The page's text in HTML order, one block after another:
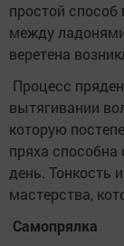
простой способ
между
веретена
Процесс
вытягивании
которую
пряха способна
день. Тонкость
мастерства,
Самопрялка